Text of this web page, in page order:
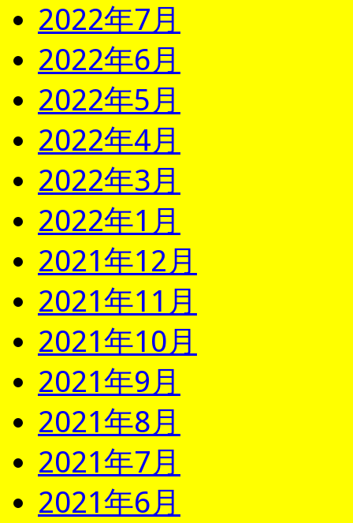
2022年7月
2022年6月
2022年5月
2022年4月
2022年3月
2022年1月
2021年12月
2021年11月
2021年10月
2021年9月
2021年8月
2021年7月
2021年6月